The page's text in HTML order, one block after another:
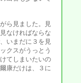
ら見ました。見
なければならな
いまだに３を見
クスがうっとう
てしまいたいの
康だけは、３に